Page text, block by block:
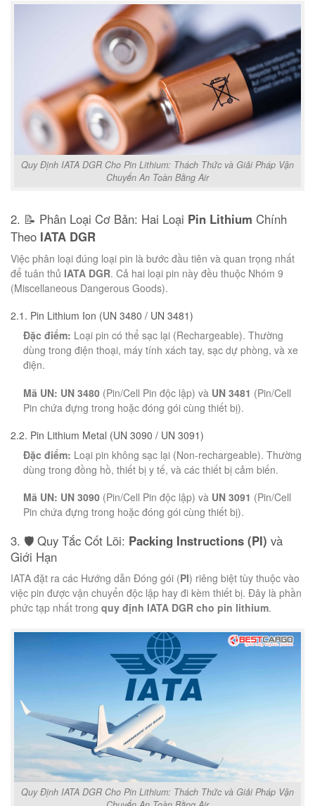
Quy Định IATA DGR Cho Pin Lithium: Thách Thức và Giải Pháp Vận
Chuyển An Toàn Bằng Air
2. 📝 Phân Loại Cơ Bản: Hai Loại Pin Lithium Chính
Theo IATA DGR
Việc phân loại đúng loại pin là bước đầu tiên và quan trọng nhất
để tuân thủ IATA DGR. Cả hai loại pin này đều thuộc Nhóm 9
(Miscellaneous Dangerous Goods).
2.1. Pin Lithium Ion (UN 3480 / UN 3481)
Đặc điểm: Loại pin có thể sạc lại (Rechargeable). Thường
dùng trong điện thoại, máy tính xách tay, sạc dự phòng, và xe
điện.
Mã UN: UN 3480 (Pin/Cell Pin độc lập) và UN 3481 (Pin/Cell
Pin chứa đựng trong hoặc đóng gói cùng thiết bị).
2.2. Pin Lithium Metal (UN 3090 / UN 3091)
Đặc điểm: Loại pin không sạc lại (Non-rechargeable). Thường
dùng trong đồng hồ, thiết bị y tế, và các thiết bị cảm biến.
Mã UN: UN 3090 (Pin/Cell Pin độc lập) và UN 3091 (Pin/Cell
Pin chứa đựng trong hoặc đóng gói cùng thiết bị).
3. 🛡️ Quy Tắc Cốt Lõi: Packing Instructions (PI) và
Giới Hạn
IATA đặt ra các Hướng dẫn Đóng gói (PI) riêng biệt tùy thuộc vào
việc pin được vận chuyển độc lập hay đi kèm thiết bị. Đây là phần
phức tạp nhất trong quy định IATA DGR cho pin lithium.
Quy Định IATA DGR Cho Pin Lithium: Thách Thức và Giải Pháp Vận